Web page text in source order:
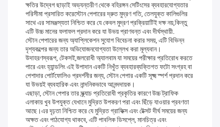
ক্ষতির উদ্বেগ ছাড়াই অভ্যন্তরীণ থেকে বহিরঙ্গন সেটিংসের ব্যবহারযোগ্যতার
পরিসীমা প্রসারিত করেস্টোন পেপারের দ্রুত মুদ্রণ গতি, তেলযুক্ত কালিগুলির
সাথে এর সামঞ্জস্যতা নিশ্চিত করে যে কেবল মুদ্রণ প্রক্রিয়াটিই দক্ষ নয়,কিন্তু
এটি উচ্চ মানের ফলাফল প্রদান করে যা উভয় প্রাণবন্ত এবং দীর্ঘস্থায়ী.
স্টোন পেপারের জন্য অ্যাপ্লিকেশন সুযোগ বিবেচনা করার সময়, এটি বিভিন্ন
দৃশ্যকল্পের জন্য তার অভিযোজনযোগ্যতা উল্লেখ করা মূল্যবান।
উদাহরণস্বরূপ, টেকসই,জলরোধী অ্যালবাম যা সময়ের পরীক্ষার প্রতিরোধ করতে
পারে এবং হ্যান্ডলিং এই উপাদান একটি নিখুঁত ব্যবহারব্যক্তিগত ফটো সংগ্রহ বা
পেশাদার পোর্টফোলিও প্রদর্শনীর জন্য, স্টোন পেপার একটি সূক্ষ্ম স্পর্শ প্রদান করে
যা উভয়ই ব্যবহারিক এবং নান্দনিকভাবে আনন্দদায়ক।
এছাড়া, স্টোন পেপার তার স্ক্র্যাচ প্রতিরোধী প্রকৃতির কারণে উচ্চ ট্রাফিক
এলাকায় খুব উপযুক্ত যেখানে মুদ্রিত উপকরণ পরা এবং ছিঁড়ে যাওয়ার প্রবণতা
আছে।এর দৃঢ়তা নিশ্চিত করে যে মুদ্রিত গ্রাফিক্স এবং টেক্সট দীর্ঘ সময়ের জন্য
অক্ষত এবং পাঠযোগ্য থাকবে, এটি পাবলিক ডিসপ্লে, মানচিত্র এবং